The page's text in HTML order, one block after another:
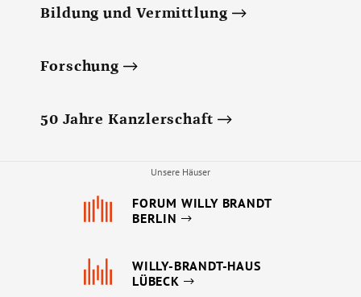
Bildung und Vermittlung
Forschung
50 Jahre Kanzlerschaft
Unsere Häuser
FORUM WILLY BRANDT
BERLIN
WILLY-BRANDT-HAUS
LÜBECK